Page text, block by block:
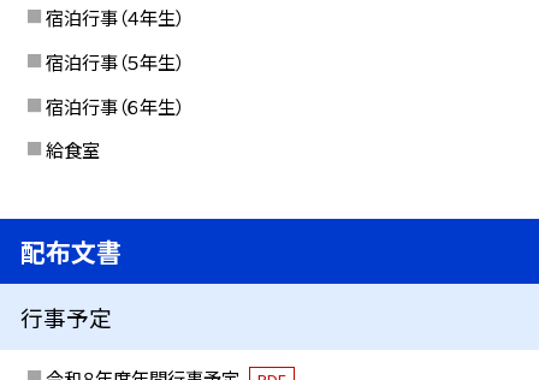
宿泊行事（４年生）
宿泊行事（５年生）
宿泊行事（６年生）
給食室
配布文書
行事予定